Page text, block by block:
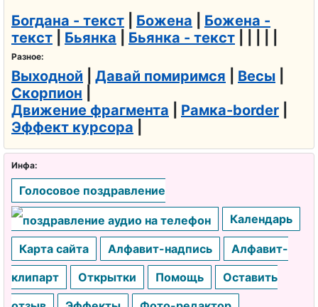
Богдана - текст
Божена
Божена -
текст
Бьянка Бьянка - текст
Разное:
Выходной Давай помиримся Весы
Скорпион
Движение фрагмента
Рамка-border
Эффект курсора
Инфа:
Голосовое поздравление
Календарь
Карта сайта Алфавит-надпись
Алфавит-
клипарт
Открытки Помощь
Оставить